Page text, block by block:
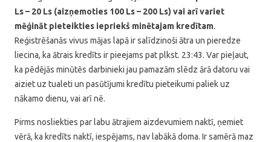
Ls – 20 Ls (aizņemoties 100 Ls – 200 Ls) vai arī variet
mēģināt pieteikties iepriekš minētajam kredītam.
Reģistrēšanās vivus mājas lapā ir salīdzinoši ātra un pieredze
liecina, ka ātrais kredīts ir pieejams pat plkst. 23:43. Var pieļaut,
ka pēdējās minūtēs darbinieki jau pamazām slēdz ārā datoru vai
aiziet uz tualeti un pasūtījumi kredītu pieteikumi paliek uz
nākamo dienu, vai arī nē.
Pirms nosliekties par labu ātrajiem aizdevumiem naktī, ņemiet
vērā, ka kredīts naktī, iespējams, nav labākā doma. Ir samērā maz